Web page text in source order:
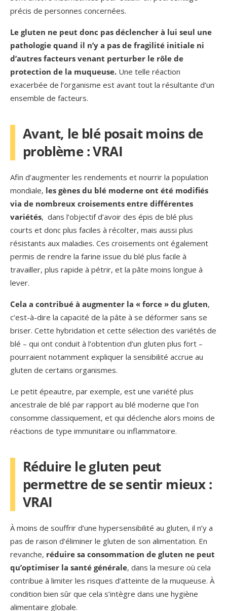
précis de personnes concernées.
Le gluten ne peut donc pas déclencher à lui seul une
pathologie quand il n’y a pas de fragilité initiale ni
d’autres facteurs venant perturber le rôle de
protection de la muqueuse. Une telle réaction
exacerbée de l’organisme est avant tout la résultante d’un
ensemble de facteurs.
Avant, le blé posait moins de
problème : VRAI
Afin d’augmenter les rendements et nourrir la population
mondiale, les gènes du blé moderne ont été modifiés
via de nombreux croisements entre différentes
variétés, dans l’objectif d’avoir des épis de blé plus
courts et donc plus faciles à récolter, mais aussi plus
résistants aux maladies. Ces croisements ont également
permis de rendre la farine issue du blé plus facile à
travailler, plus rapide à pétrir, et la pâte moins longue à
lever.
Cela a contribué à augmenter la « force » du gluten,
c’est-à-dire la capacité de la pâte à se déformer sans se
briser. Cette hybridation et cette sélection des variétés de
blé – qui ont conduit à l’obtention d’un gluten plus fort –
pourraient notamment expliquer la sensibilité accrue au
gluten de certains organismes.
Le petit épeautre, par exemple, est une variété plus
ancestrale de blé par rapport au blé moderne que l’on
consomme classiquement, et qui déclenche alors moins de
réactions de type immunitaire ou inflammatoire.
Réduire le gluten peut
permettre de se sentir mieux :
VRAI
À moins de souffrir d’une hypersensibilité au gluten, il n’y a
pas de raison d’éliminer le gluten de son alimentation. En
revanche, réduire sa consommation de gluten ne peut
qu’optimiser la santé générale, dans la mesure où cela
contribue à limiter les risques d’atteinte de la muqueuse. À
condition bien sûr que cela s’intègre dans une hygiène
alimentaire globale.